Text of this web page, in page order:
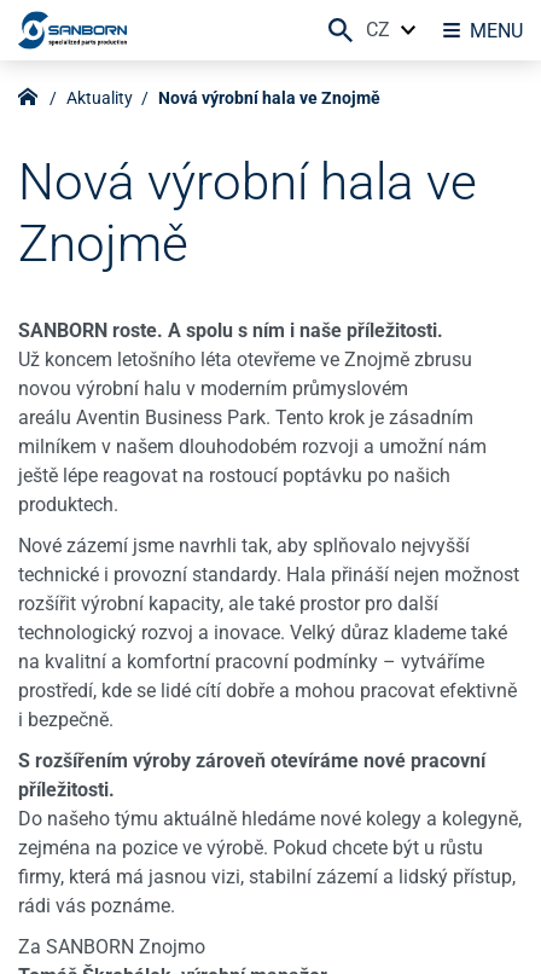
Aktuality Nová výrobní hala ve Znojmě
Nová výrobní hala ve
Znojmě
SANBORN roste. A spolu s ním i naše příležitosti.
Už koncem letošního léta otevřeme ve Znojmě zbrusu
novou výrobní halu v moderním průmyslovém
areálu Aventin Business Park. Tento krok je zásadním
milníkem v našem dlouhodobém rozvoji a umožní nám
ještě lépe reagovat na rostoucí poptávku po našich
produktech.
Nové zázemí jsme navrhli tak, aby splňovalo nejvyšší
technické i provozní standardy. Hala přináší nejen možnost
rozšířit výrobní kapacity, ale také prostor pro další
technologický rozvoj a inovace. Velký důraz klademe také
na kvalitní a komfortní pracovní podmínky – vytváříme
prostředí, kde se lidé cítí dobře a mohou pracovat efektivně
i bezpečně.
S rozšířením výroby zároveň otevíráme nové pracovní
příležitosti.
Do našeho týmu aktuálně hledáme nové kolegy a kolegyně,
zejména na pozice ve výrobě. Pokud chcete být u růstu
firmy, která má jasnou vizi, stabilní zázemí a lidský přístup,
rádi vás poznáme.
Za SANBORN Znojmo
MENU
CZ